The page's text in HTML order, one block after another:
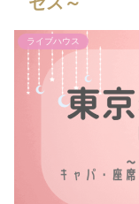
ライブハウス